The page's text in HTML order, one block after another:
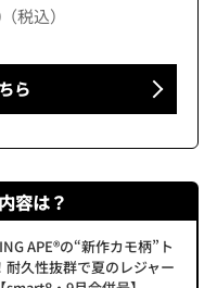
税込）
ら
容は？
APE®の“新作カモ柄”ト
久性抜群で夏のレジャー